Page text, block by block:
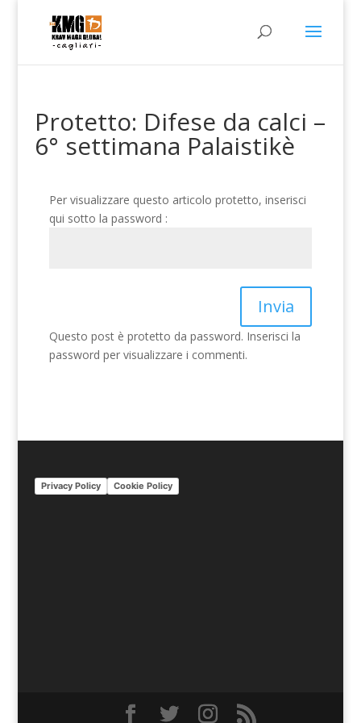
Protetto: Difese da calci –
6° settimana Palaistikè
Per visualizzare questo articolo protetto, inserisci
qui sotto la password :
Invia
Questo post è protetto da password. Inserisci la
password per visualizzare i commenti.
Privacy Policy Cookie Policy